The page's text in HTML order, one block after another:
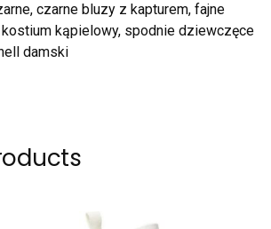
czarne bluzy z kapturem, fajne
kąpielowy, spodnie dziewczęce
damski